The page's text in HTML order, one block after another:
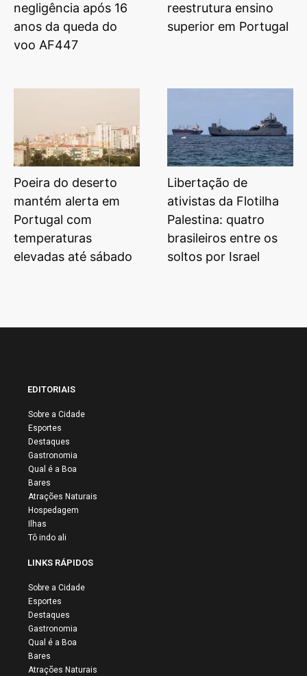
negligência após 16
anos da queda do
voo AF447
reestrutura ensino
superior em Portugal
Poeira do deserto
mantém alerta em
Portugal com
temperaturas
elevadas até sábado
Libertação de
ativistas da Flotilha
Palestina: quatro
brasileiros entre os
soltos por Israel
EDITORIAIS
Sobre a Cidade
Esportes
Destaques
Gastronomia
Qual é a Boa
Bares
Atrações Naturais
Hospedagem
Ilhas
Tô indo ali
LINKS RÁPIDOS
Sobre a Cidade
Esportes
Destaques
Gastronomia
Qual é a Boa
Bares
Atrações Naturais